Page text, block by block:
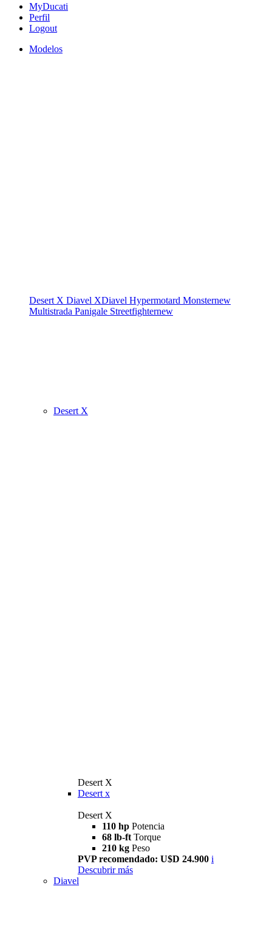
MyDucati
Perfil
Logout
Modelos
Desert X Diavel XDiavel Hypermotard Monsternew
Multistrada Panigale Streetfighternew
Desert X
Desert X
Desert x
Desert X
110 hp Potencia
68 lb-ft Torque
210 kg Peso
PVP recomendado: U$D 24.900 i
Descubrir más
Diavel